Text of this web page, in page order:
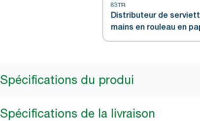
83TR
Distributeur de
mains en rouleau en
Fumée H21
Spécifications du produi
Spécifications de la livraison